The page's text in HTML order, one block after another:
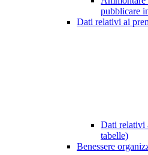
pubblicare
Dati relativi ai
Dati relativi
tabelle)
Benessere